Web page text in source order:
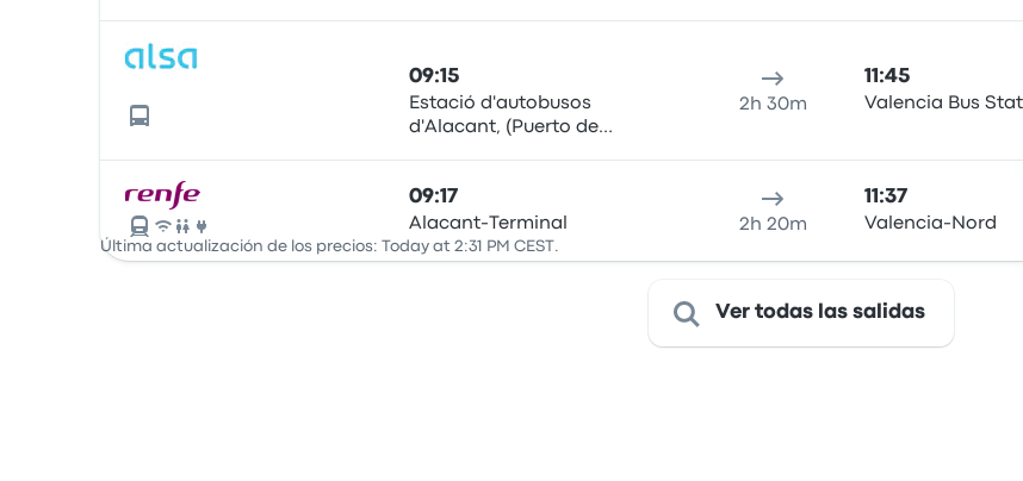
09:15
Estació d'autobusos
d'Alacant, (Puerto de
2h 30m
11:45
Valencia Bus
09:17
Alacant-Terminal 2h 20m
11:37
Valencia-Nord
Última actualización de los precios: Today at 2:31 PM CEST.
Ver todas las salidas